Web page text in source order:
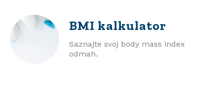
BMI kalkulator
Saznajte svoj body mass index
odmah.